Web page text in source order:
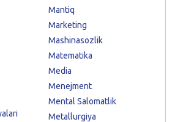
Mantiq
Marketing
Mashinasozlik
Matematika
Media
Menejment
Mental Salomatlik
Metallurgiya